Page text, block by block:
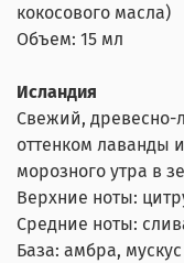
кокосового масла)
Объем: 15 мл
Исландия
Свежий, древесно-
оттенком лаванды
морозного утра в
Верхние ноты:
Средние ноты:
База: амбра, мускус